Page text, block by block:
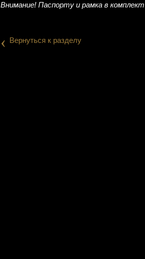
Внимание! Паспорту и рамка в
‹ Вернуться к разделу